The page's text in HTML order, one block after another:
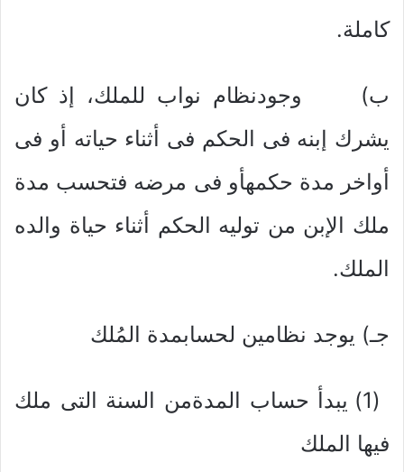
كاملة.
ب‌) وجودنظام نواب للملك، إذ كان
يشرك إبنه فى الحكم فى أثناء حياته أو فى
أواخر مدة حكمهأو فى مرضه فتحسب مدة
ملك الإبن من توليه الحكم أثناء حياة والده
الملك.
جـ) يوجد نظامين لحسابمدة المُلك
(1) يبدأ حساب المدةمن السنة التى ملك
فيها الملك